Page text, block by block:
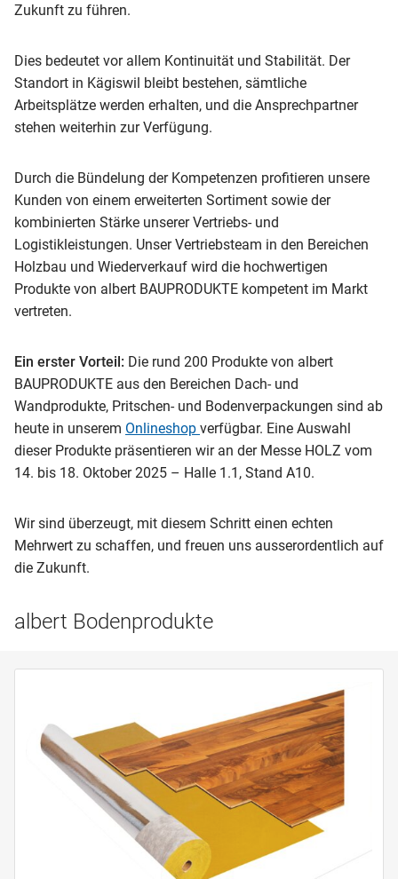
Zukunft zu führen.
Dies bedeutet vor allem Kontinuität und Stabilität. Der
Standort in Kägiswil bleibt bestehen, sämtliche
Arbeitsplätze werden erhalten, und die Ansprechpartner
stehen weiterhin zur Verfügung.
Durch die Bündelung der Kompetenzen profitieren unsere
Kunden von einem erweiterten Sortiment sowie der
kombinierten Stärke unserer Vertriebs- und
Logistikleistungen. Unser Vertriebsteam in den Bereichen
Holzbau und Wiederverkauf wird die hochwertigen
Produkte von albert BAUPRODUKTE kompetent im Markt
vertreten.
Ein erster Vorteil: Die rund 200 Produkte von albert
BAUPRODUKTE aus den Bereichen Dach- und
Wandprodukte, Pritschen- und Bodenverpackungen sind ab
heute in unserem Onlineshop verfügbar. Eine Auswahl
dieser Produkte präsentieren wir an der Messe HOLZ vom
14. bis 18. Oktober 2025 – Halle 1.1, Stand A10.
Wir sind überzeugt, mit diesem Schritt einen echten
Mehrwert zu schaffen, und freuen uns ausserordentlich auf
die Zukunft.
albert Bodenprodukte